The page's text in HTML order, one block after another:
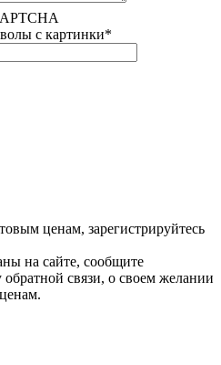
с картинки*
ценам, зарегистрируйтесь
на сайте, сообщите
связи, о своем желании